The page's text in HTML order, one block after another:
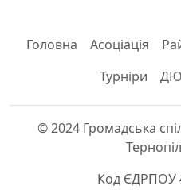
Головна Асоціація
Турніри
© 2024 Громадська
Код ЄДРПОУ